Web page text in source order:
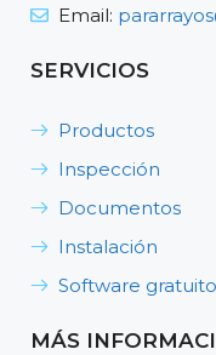
Email:
SERVICIOS
Productos
Inspección
Documentos
Instalación
Software gratuito
MÁS